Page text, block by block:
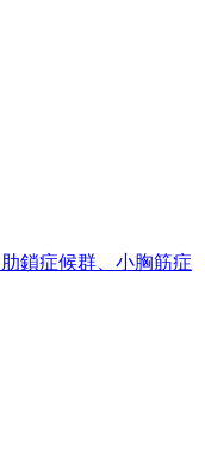
鎖症候群、小胸筋症